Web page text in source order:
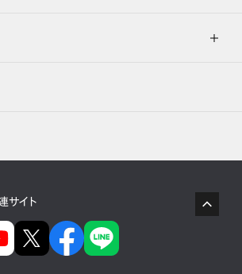
サイト